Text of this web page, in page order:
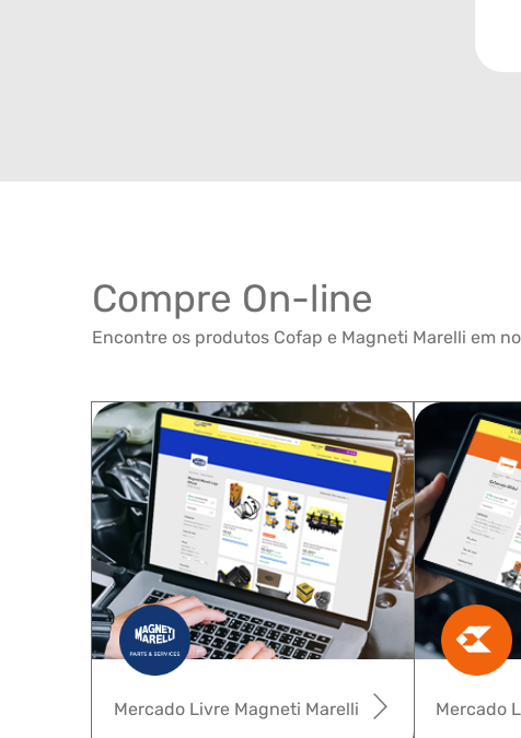
Compre On-line
Encontre os produtos Cofap e Magneti Marelli em
Mercado
Mercado Livre Magneti Marelli